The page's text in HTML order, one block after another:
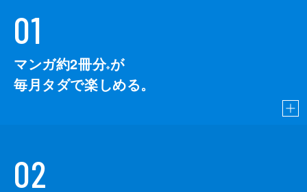
01
マンガ約2冊分※が
毎月タダで楽しめる。
02